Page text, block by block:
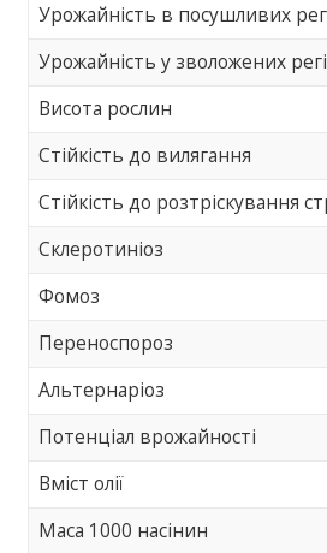
Урожайність в посушливих
Урожайність у зволожених
Висота рослин
Стійкість до вилягання
Стійкість до розтріскування
Склеротиніоз
Фомоз
Переноспороз
Альтернаріоз
Потенціал врожайності
Вміст олії
Маса 1000 насінин